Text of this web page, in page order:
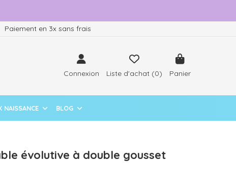
Paiement en 3x sans frais
Connexion Liste d'achat (0) Panier
NAISSANCE BLOG
évolutive à double gousset